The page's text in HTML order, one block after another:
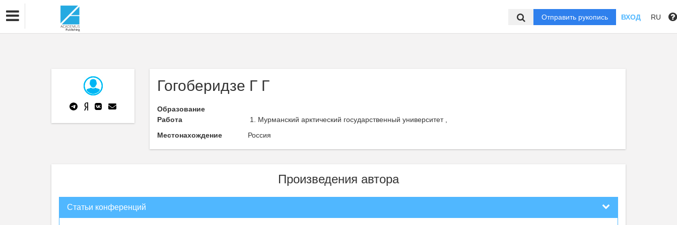
Отправить рукопись ВХОД RU
Гогоберидзе Г Г
Образование
Работа
Мурманский арктический государственный университет ,
Местонахождение
Россия
Произведения автора
Статьи конференций